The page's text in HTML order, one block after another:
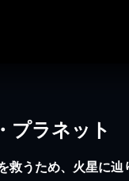
プラネット
救うため、火星に